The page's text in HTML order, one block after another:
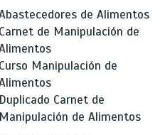
de Alimentos
Carnet de Manipulación de
Curso Manipulación de
Duplicado Carnet de
Manipulación de Alimentos